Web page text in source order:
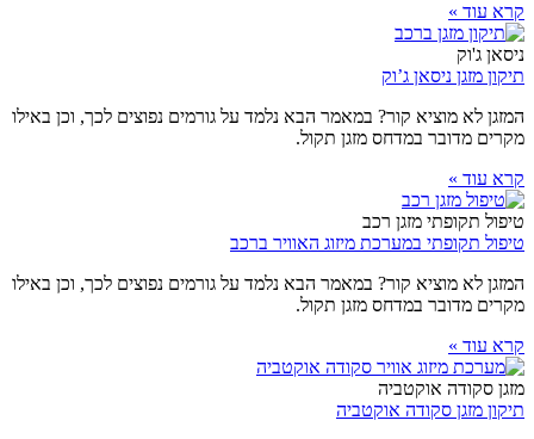
קרא עוד »
ניסאן ג'וק
תיקון מזגן ניסאן ג’וק
המזגן לא מוציא קור? במאמר הבא נלמד על גורמים נפוצים לכך, וכן באילו
מקרים מדובר במדחס מזגן תקול.
קרא עוד »
טיפול תקופתי מזגן רכב
טיפול תקופתי במערכת מיזוג האוויר ברכב
המזגן לא מוציא קור? במאמר הבא נלמד על גורמים נפוצים לכך, וכן באילו
מקרים מדובר במדחס מזגן תקול.
קרא עוד »
מזגן סקודה אוקטביה
תיקון מזגן סקודה אוקטביה